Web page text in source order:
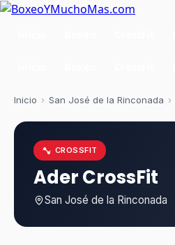
Inicio › San José de la Rinconada ›
CROSSFIT
Ader CrossFit
San José de la Rinconada